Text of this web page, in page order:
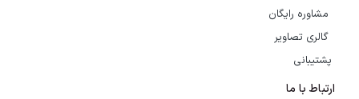
مشاوره رایگان
گالری تصاویر
پشتیبانی
ارتباط با ما